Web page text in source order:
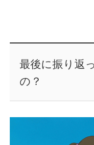
最後に振り返
の？